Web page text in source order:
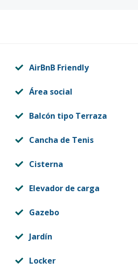
AirBnB Friendly
Área social
Balcón tipo Terraza
Cancha de Tenis
Cisterna
Elevador de carga
Gazebo
Jardín
Locker